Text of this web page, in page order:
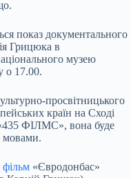
показ документального
Грицюка в
музею
о 17.00.
просвітницького
країн на Сході
«435 ФІЛМС», вона буде
мовами.
«Євродонбас»